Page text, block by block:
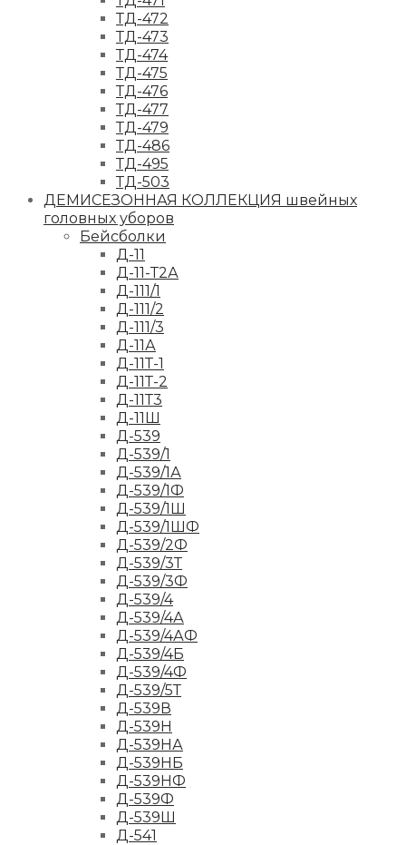
ТД-472
ТД-473
ТД-474
ТД-475
ТД-476
ТД-477
ТД-479
ТД-486
ТД-495
ТД-503
ДЕМИСЕЗОННАЯ КОЛЛЕКЦИЯ швейных
головных уборов
Бейсболки
Д-11
Д-11-Т2А
Д-111/1
Д-111/2
Д-111/3
Д-11А
Д-11Т-1
Д-11Т-2
Д-11Т3
Д-11Ш
Д-539
Д-539/1
Д-539/1А
Д-539/1Ф
Д-539/1Ш
Д-539/1ШФ
Д-539/2Ф
Д-539/3Т
Д-539/3Ф
Д-539/4
Д-539/4А
Д-539/4АФ
Д-539/4Б
Д-539/4Ф
Д-539/5Т
Д-539В
Д-539Н
Д-539НА
Д-539НБ
Д-539НФ
Д-539Ф
Д-539Ш
Д-541